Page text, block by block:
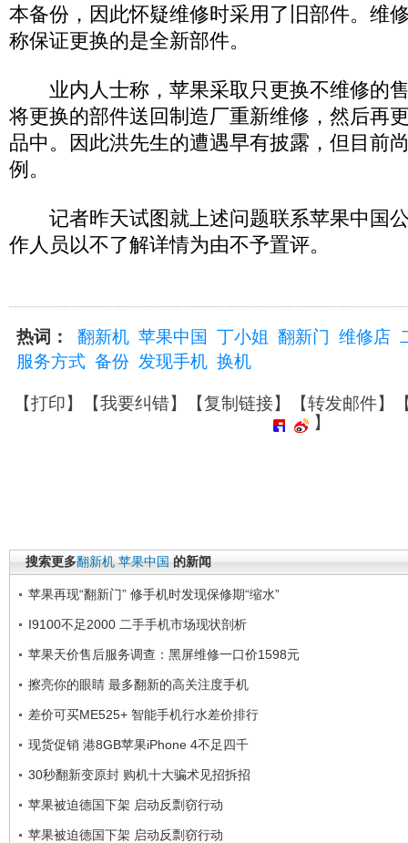
本备份，因此怀疑维修时采用了旧部件。维
称保证更换的是全新部件。
业内人士称，苹果采取只更换不维修的
将更换的部件送回制造厂重新维修，然后再
品中。因此洪先生的遭遇早有披露，但目前
例。
记者昨天试图就上述问题联系苹果中国
作人员以不了解详情为由不予置评。
热词： 翻新机 苹果中国 丁小姐 翻新门 维修店
服务方式 备份 发现手机 换机
【打印】【我要纠错】【复制链接】【转发邮件】
】
搜索更多翻新机 苹果中国 的新闻
苹果再现“翻新门” 修手机时发现保修期“缩水”
I9100不足2000 二手手机市场现状剖析
苹果天价售后服务调查：黑屏维修一口价1598元
擦亮你的眼睛 最多翻新的高关注度手机
差价可买ME525+ 智能手机行水差价排行
现货促销 港8GB苹果iPhone 4不足四千
30秒翻新变原封 购机十大骗术见招拆招
苹果被迫德国下架 启动反剽窃行动
苹果被迫德国下架 启动反剽窃行动